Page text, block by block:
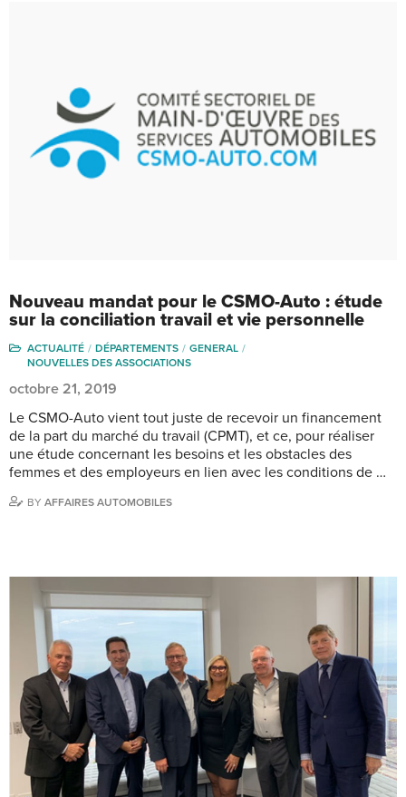
Nouveau mandat pour le CSMO-Auto : étude
sur la conciliation travail et vie personnelle
ACTUALITÉ DÉPARTEMENTS
GENERAL
NOUVELLES DES ASSOCIATIONS
octobre 21, 2019
Le CSMO-Auto vient tout juste de recevoir un financement
de la part du marché du travail (CPMT), et ce, pour réaliser
une étude concernant les besoins et les obstacles des
femmes et des employeurs en lien avec les conditions de …
BY AFFAIRES AUTOMOBILES